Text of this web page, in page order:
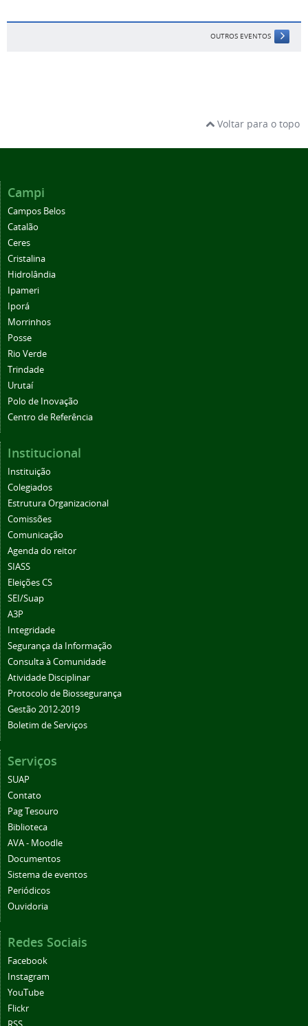
OUTROS EVENTOS
Voltar para o topo
Campi
Campos Belos
Catalão
Ceres
Cristalina
Hidrolândia
Ipameri
Iporá
Morrinhos
Posse
Rio Verde
Trindade
Urutaí
Polo de Inovação
Centro de Referência
Institucional
Instituição
Colegiados
Estrutura Organizacional
Comissões
Comunicação
Agenda do reitor
SIASS
Eleições CS
SEI/Suap
A3P
Integridade
Segurança da Informação
Consulta à Comunidade
Atividade Disciplinar
Protocolo de Biossegurança
Gestão 2012-2019
Boletim de Serviços
Serviços
SUAP
Contato
Pag Tesouro
Biblioteca
AVA - Moodle
Documentos
Sistema de eventos
Periódicos
Ouvidoria
Redes Sociais
Facebook
Instagram
YouTube
Flickr